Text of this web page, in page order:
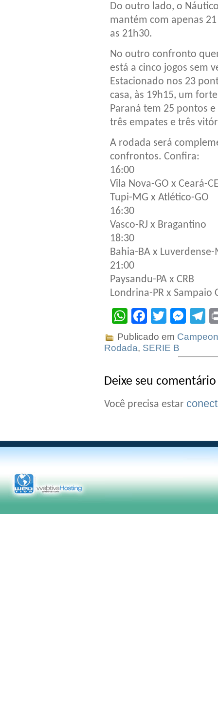
Do outro lado, o
mantém com apenas
as 21h30.
No outro confronto
está a cinco jogos sem
Estacionado nos 23
casa, às 19h15, um
Paraná tem 25 pontos
três empates e três
A rodada será
confrontos. Confira:
16:00
Vila Nova-GO x Ceará-
Tupi-MG x Atlético-GO
16:30
Vasco-RJ x Bragantino
18:30
Bahia-BA x Luverdense-
21:00
Paysandu-PA x CRB
Londrina-PR x Sampaio
WhatsApp
Facebook
Twitter
Publicado em
Rodada, SERIE B
Deixe seu comentário
Você precisa estar